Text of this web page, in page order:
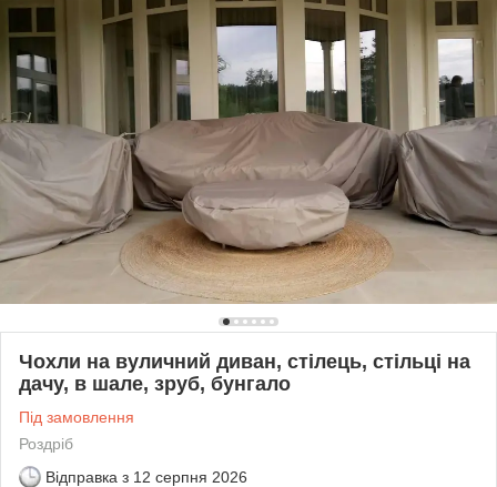
Чохли на вуличний диван, стілець, стільці на
дачу, в шале, зруб, бунгало
Під замовлення
Роздріб
Відправка з 12 серпня 2026